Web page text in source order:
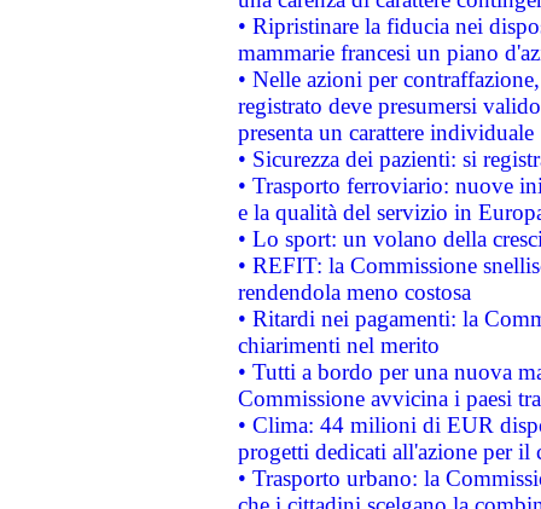
• Ripristinare la fiducia nei
mammarie francesi un piano
• Nelle azioni per
registrato deve presumersi
presenta un carattere individuale
• Sicurezza dei pazienti: si
• Trasporto ferroviario: nuove
e la qualità del servizio in
• Lo sport: un volano della
• REFIT: la Commissione
rendendola meno costosa
• Ritardi nei pagamenti: la
chiarimenti nel merito
• Tutti a bordo per una nuova
Commissione avvicina i paesi
• Clima: 44 milioni di EUR
progetti dedicati all'azione per il
• Trasporto urbano: la